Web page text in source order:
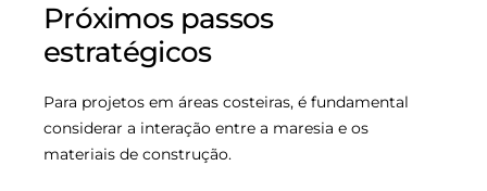
Próximos passos
estratégicos
Para projetos em áreas costeiras, é fundamental
considerar a interação entre a maresia e os
materiais de construção.